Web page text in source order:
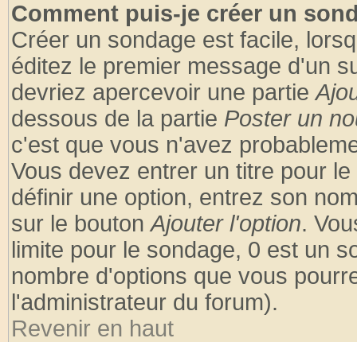
Comment puis-je créer un
Créer un sondage est facile,
éditez le premier message d'un
devriez apercevoir une partie
dessous de la partie Poster un
c'est que vous n'avez
Vous devez entrer un titre pour
définir une option, entrez son
sur le boutonAjouter l'option.
limite pour le sondage, 0 est un
nombre d'options que vous
l'administrateur du forum).
Revenir en haut